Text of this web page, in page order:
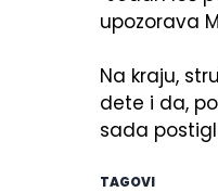
upozorava
Na kraju,
dete i da,
sada
TAGOVI